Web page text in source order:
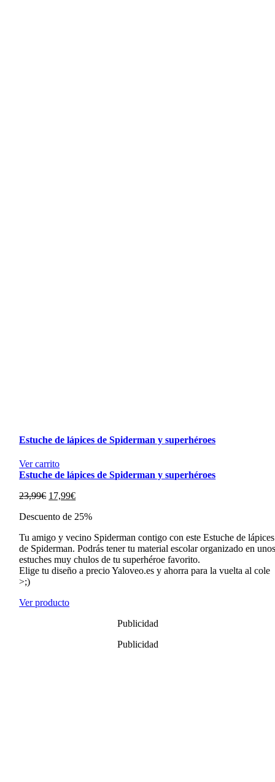
Estuche de lápices de Spiderman y superhéroes
Ver carrito
Estuche de lápices de Spiderman y superhéroes
23,99€ El
original
23,99€.
17,99€El
actual
17,99€.
Descuento de 25%
Tu amigo y vecino Spiderman contigo con este Estuche de lápices
de Spiderman. Podrás tener tu material escolar organizado en
estuches muy chulos de tu superhéroe favorito.
Elige tu diseño a precio Yaloveo.es y ahorra para la vuelta al cole
>;)
Ver producto
Publicidad
Publicidad